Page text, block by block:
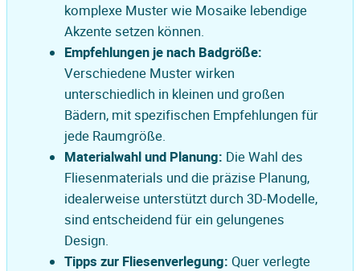
komplexe Muster wie Mosaike lebendige
Akzente setzen können.
Empfehlungen je nach Badgröße:
Verschiedene Muster wirken
unterschiedlich in kleinen und großen
Bädern, mit spezifischen Empfehlungen für
jede Raumgröße.
Materialwahl und Planung: Die Wahl des
Fliesenmaterials und die präzise Planung,
idealerweise unterstützt durch 3D-Modelle,
sind entscheidend für ein gelungenes
Design.
Tipps zur Fliesenverlegung: Quer verlegte